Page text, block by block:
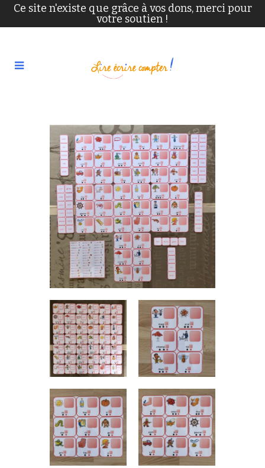
Ce site n'existe que grâce à vos dons, merci pour
votre soutien !